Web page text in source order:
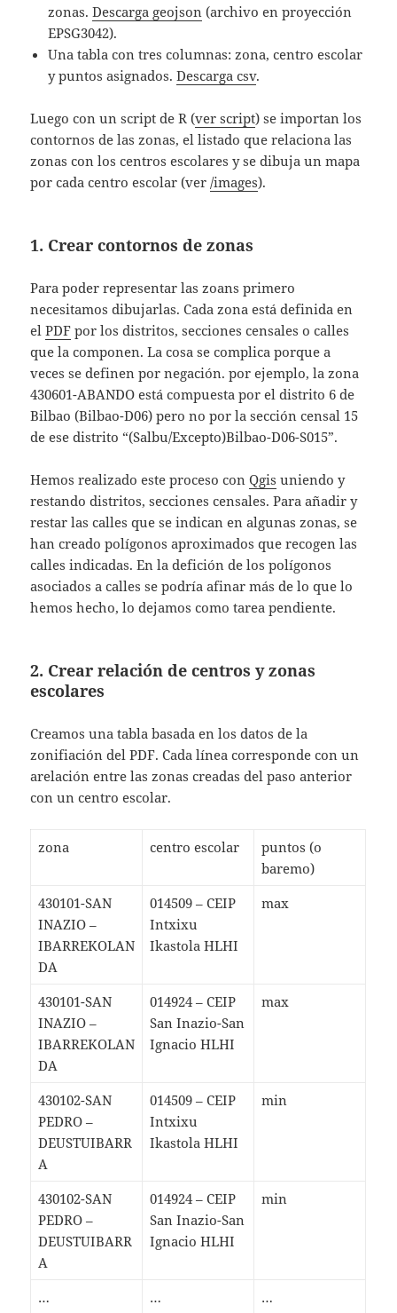
zonas.Descarga geojson (archivo en proyección
EPSG3042).
Una tabla con tres columnas: zona, centro escolar
y puntos asignados.Descarga csv.
Luego con un script de R (ver script) se importan los
contornos de las zonas, el listado que relaciona las
zonas con los centros escolares y se dibuja un mapa
por cada centro escolar (ver/images).
1. Crear contornos de zonas
Para poder representar las zoans primero
necesitamos dibujarlas. Cada zona está definida en
elPDF por los distritos, secciones censales o calles
que la componen. La cosa se complica porque a
veces se definen por negación. por ejemplo, la zona
430601-ABANDO está compuesta por el distrito 6 de
Bilbao (Bilbao-D06) pero no por la sección censal 15
de ese distrito “(Salbu/Excepto)Bilbao-D06-S015”.
Hemos realizado este proceso conQgis uniendo y
restando distritos, secciones censales. Para añadir y
restar las calles que se indican en algunas zonas, se
han creado polígonos aproximados que recogen las
calles indicadas. En la defición de los polígonos
asociados a calles se podría afinar más de lo que lo
hemos hecho, lo dejamos como tarea pendiente.
2. Crear relación de centros y zonas
escolares
Creamos una tabla basada en los datos de la
zonifiación del PDF. Cada línea corresponde con un
arelación entre las zonas creadas del paso anterior
con un centro escolar.
zona centro escolar
puntos (o
baremo)
430101-SAN
INAZIO –
IBARREKOLAN
DA
014509 – CEIP
Intxixu
Ikastola HLHI
max
430101-SAN
INAZIO –
IBARREKOLAN
DA
014924 – CEIP
San Inazio-San
Ignacio HLHI
max
430102-SAN
PEDRO –
DEUSTUIBARR
A
014509 – CEIP
Intxixu
Ikastola HLHI
min
430102-SAN
PEDRO –
DEUSTUIBARR
A
014924 – CEIP
San Inazio-San
Ignacio HLHI
min
… … …